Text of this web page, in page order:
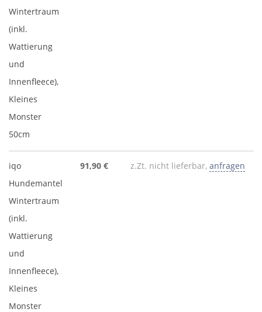
Wintertraum
(inkl.
Wattierung
und
Innenfleece),
Kleines
Monster
50cm
iqo
Hundemantel
Wintertraum
(inkl.
Wattierung
und
Innenfleece),
Kleines
Monster
91,90 € z.Zt. nicht lieferbar, anfragen